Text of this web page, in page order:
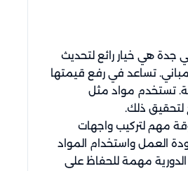
جدة هي خيار رائع لتحديث
تساعد في رفع قيمتها
تستخدم مواد مثل
لتحقيق ذلك.
مهم لتركيب واجهات
العمل واستخدام المواد
الدورية مهمة للحفاظ على